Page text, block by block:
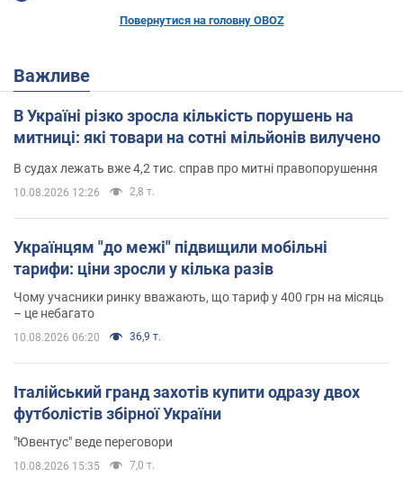
Повернутися на головну OBOZ
Важливе
В Україні різко зросла кількість порушень на
митниці: які товари на сотні мільйонів вилучено
В судах лежать вже 4,2 тис. справ про митні правопорушення
10.08.2026 12:26 2,8 т.
Українцям "до межі" підвищили мобільні
тарифи: ціни зросли у кілька разів
Чому учасники ринку вважають, що тариф у 400 грн на місяць
– це небагато
10.08.2026 06:20 36,9 т.
Італійський гранд захотів купити одразу двох
футболістів збірної України
"Ювентус" веде переговори
10.08.2026 15:35 7,0 т.